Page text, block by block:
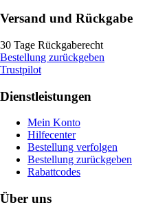
Versand und Rückgabe
30 Tage Rückgaberecht
Bestellung zurückgeben
Trustpilot
Dienstleistungen
Mein Konto
Hilfecenter
Bestellung verfolgen
Bestellung zurückgeben
Rabattcodes
Über uns